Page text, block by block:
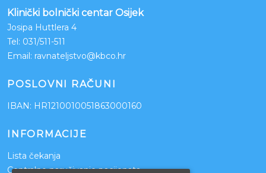
Klinički bolnički centar Osijek
Josipa Huttlera 4
Tel: 031/511-511
Email: ravnateljstvo@kbco.hr
POSLOVNI RAČUNI
IBAN: HR1210010051863000160
INFORMACIJE
Lista čekanja
Centralno naručivanje pacijenata